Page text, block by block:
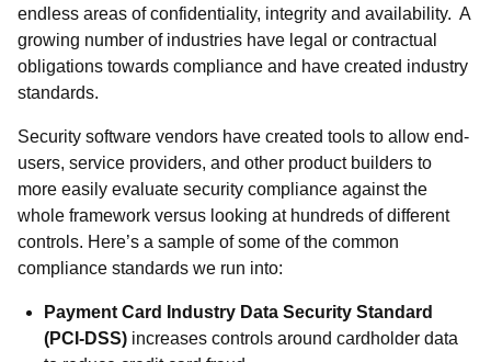
endless areas of confidentiality, integrity and availability. A
growing number of industries have legal or contractual
obligations towards compliance and have created industry
standards.
Security software vendors have created tools to allow end-
users, service providers, and other product builders to
more easily evaluate security compliance against the
whole framework versus looking at hundreds of different
controls. Here’s a sample of some of the common
compliance standards we run into:
Payment Card Industry Data Security Standard
(PCI-DSS) increases controls around cardholder data